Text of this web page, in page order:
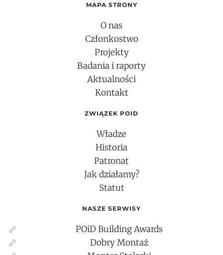
MAPA STRONY
O nas
Członkostwo
Projekty
Badania i raporty
Aktualności
Kontakt
ZWIĄZEK POID
Władze
Historia
Patronat
Jak działamy?
Statut
NASZE SERWISY
POiD Building Awards
Dobry Montaż